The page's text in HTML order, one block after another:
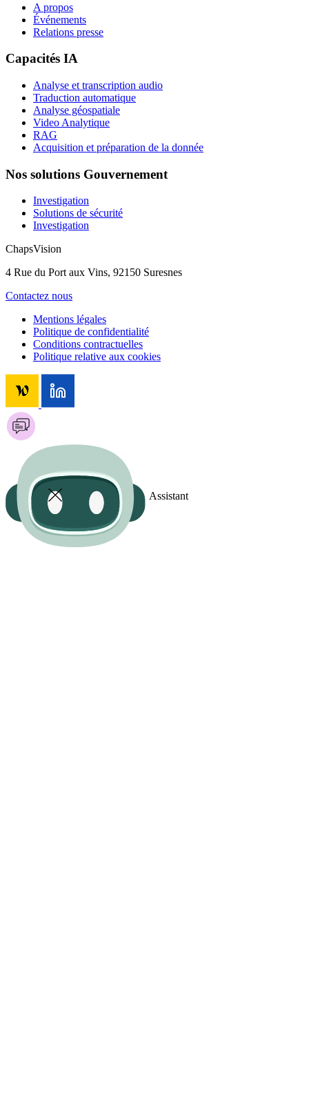
A propos
Événements
Relations presse
Capacités IA
Analyse et transcription audio
Traduction automatique
Analyse géospatiale
Video Analytique
RAG
Acquisition et préparation de la donnée
Nos solutions Gouvernement
Investigation
Solutions de sécurité
Investigation
ChapsVision
4 Rue du Port aux Vins, 92150 Suresnes
Contactez nous
Mentions légales
Politique de confidentialité
Conditions contractuelles
Politique relative aux cookies
Assistant